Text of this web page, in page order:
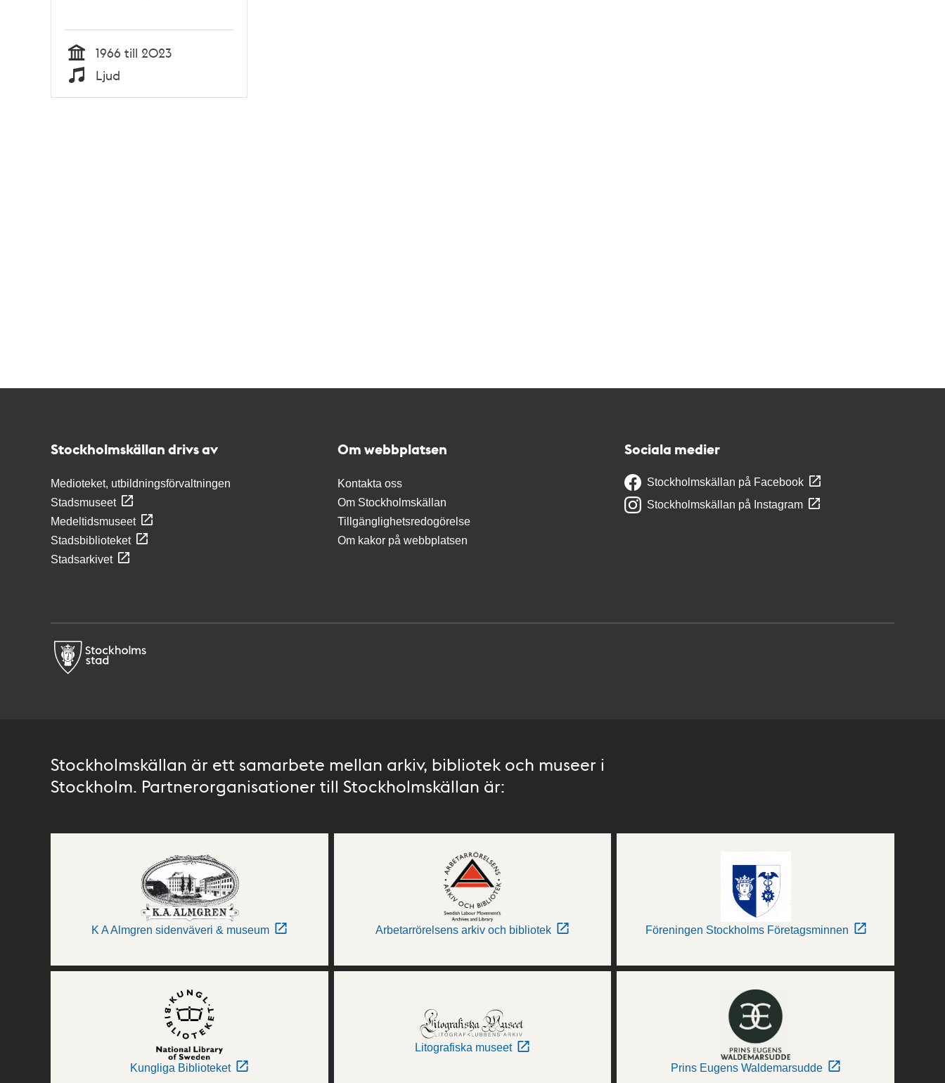
Tid
1966 till 2023
Typ
Ljud
Stockholmskällan drivs av
Medioteket, utbildningsförvaltningen
Stadsmuseet
Medeltidsmuseet
Stadsbiblioteket
Stadsarkivet
Om webbplatsen
Kontakta oss
Om Stockholmskällan
Tillgänglighetsredogörelse
Om kakor på webbplatsen
Sociala medier
Stockholmskällan på Facebook
Stockholmskällan på Instagram
Stockholmskällan är ett samarbete mellan arkiv, bibliotek och museer i
Stockholm. Partnerorganisationer till Stockholmskällan är:
K A Almgren sidenväveri & museum Arbetarrörelsens arkiv och bibliotek Föreningen Stockholms Företagsminnen
Kungliga Biblioteket
Litografiska museet
Prins Eugens Waldemarsudde